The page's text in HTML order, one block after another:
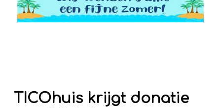
TICOhuis krijgt donatie